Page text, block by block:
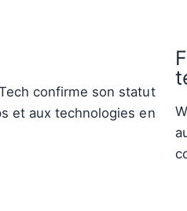
confirme son statut
et aux technologies en